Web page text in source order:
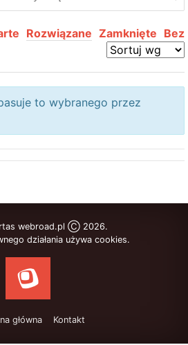
Rozwiązane Zamknięte Bez
to wybranego przez
webroad.pl Ⓒ 2026.
działania używa cookies.
główna Kontakt